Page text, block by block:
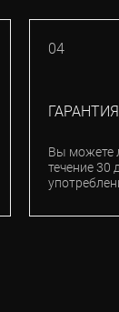
04
Вы можете
течение 30